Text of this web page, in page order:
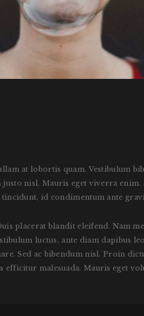
at lobortis quam. Vestibulum
nisl. Mauris eget viverra
id condimentum ante
placerat blandit eleifend. Nam
luctus, ante diam dapibus
Sed ac bibendum nisl. Proin
malesuada. Mauris eget